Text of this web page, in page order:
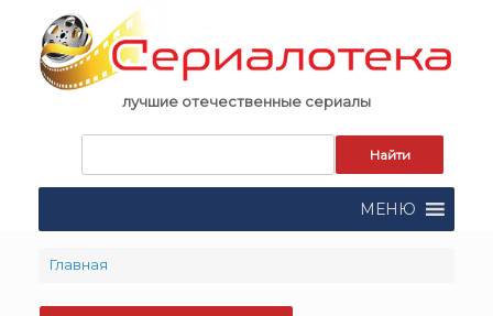
content
лучшие отечественные сериалы
поиска:
МЕНЮ
Главная